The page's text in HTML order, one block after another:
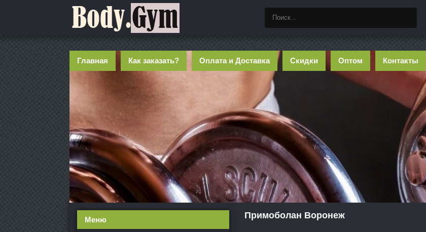
Главная Как заказать? Оплата и Доставка Скидки Оптом Контакты
Примоболан Воронеж
Меню